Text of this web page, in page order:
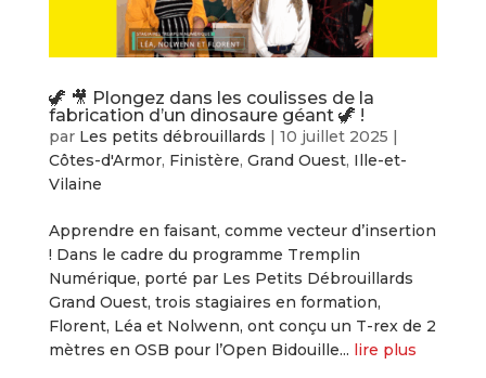
🦖 🎥 Plongez dans les coulisses de la
fabrication d’un dinosaure géant 🦖 !
par Les petits débrouillards 10 juillet 2025
Côtes-d'Armor, Finistère, Grand Ouest, Ille-et-
Vilaine
Apprendre en faisant, comme vecteur d’insertion
! Dans le cadre du programme Tremplin
Numérique, porté par Les Petits Débrouillards
Grand Ouest, trois stagiaires en formation,
Florent, Léa et Nolwenn, ont conçu un T-rex de 2
mètres en OSB pour l’Open Bidouille... lire plus